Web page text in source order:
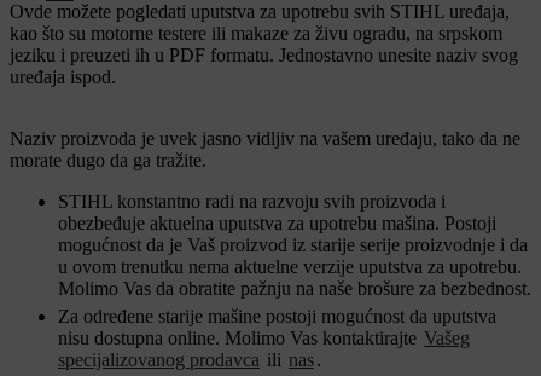
Ovde možete pogledati uputstva za upotrebu svih STIHL uređaja,
kao što su motorne testere ili makaze za živu ogradu, na srpskom
jeziku i preuzeti ih u PDF formatu. Jednostavno unesite naziv svog
uređaja ispod.
Naziv proizvoda je uvek jasno vidljiv na vašem uređaju, tako da ne
morate dugo da ga tražite.
STIHL konstantno radi na razvoju svih proizvoda i
obezbeđuje aktuelna uputstva za upotrebu mašina. Postoji
mogućnost da je Vaš proizvod iz starije serije proizvodnje i da
u ovom trenutku nema aktuelne verzije uputstva za upotrebu.
Molimo Vas da obratite pažnju na naše brošure za bezbednost.
Za određene starije mašine postoji mogućnost da uputstva
nisu dostupna online. Molimo Vas kontaktirajte Vašeg
specijalizovanog prodavca ili nas.